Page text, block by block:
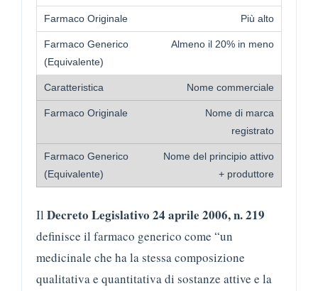
Più alto
Almeno il 20% in meno
Nome commerciale
Nome di marca
registrato
Nome del principio attivo
+ produttore
Il Decreto Legislativo 24 aprile 2006, n. 219
definisce il farmaco generico come “un
medicinale che ha la stessa composizione
qualitativa e quantitativa di sostanze attive e la